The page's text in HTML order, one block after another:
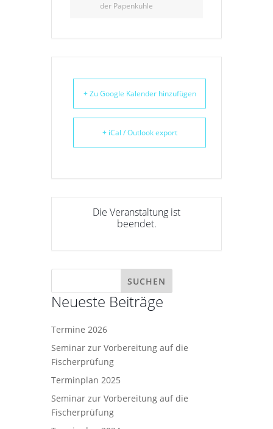
der Papenkuhle
+ Zu Google Kalender hinzufügen
+ iCal / Outlook export
Die Veranstaltung ist
beendet.
Neueste Beiträge
Termine 2026
Seminar zur Vorbereitung auf die
Fischerprüfung
Terminplan 2025
Seminar zur Vorbereitung auf die
Fischerprüfung